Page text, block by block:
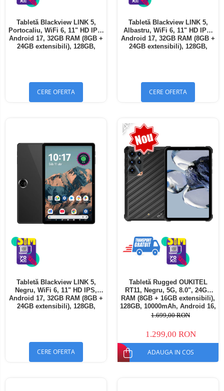
Tabletă Blackview LINK 5,
Portocaliu, WiFi 6, 11" HD IPS,
Android 17, 32GB RAM (8GB +
24GB extensibili), 128GB,
CERE OFERTA
Tabletă Blackview LINK 5,
Albastru, WiFi 6, 11" HD IPS,
Android 17, 32GB RAM (8GB +
24GB extensibili), 128GB,
CERE OFERTA
Tabletă Blackview LINK 5,
Negru, WiFi 6, 11" HD IPS,
Android 17, 32GB RAM (8GB +
24GB extensibili), 128GB,
CERE OFERTA
-24%
Tabletă Rugged OUKITEL
RT11, Negru, 5G, 8.0", 24GB
RAM (8GB + 16GB extensibili),
128GB, 10000mAh, Android 16,
Cameră 16MP AI, Dock
1.699,00 RON
1.299,00 RON
ADAUGA IN COS